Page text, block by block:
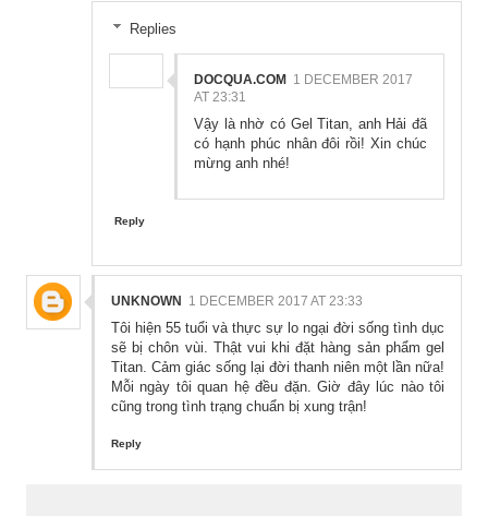
Replies
DOCQUA.COM
1 DECEMBER 2017
AT 23:31
Vậy là nhờ có Gel Titan, anh Hải đã
có hạnh phúc nhân đôi rồi! Xin chúc
mừng anh nhé!
Reply
UNKNOWN 1 DECEMBER 2017 AT 23:33
Tôi hiện 55 tuổi và thực sự lo ngại đời sống tình dục
sẽ bị chôn vùi. Thật vui khi đặt hàng sản phẩm gel
Titan. Cảm giác sống lại đời thanh niên một lần nữa!
Mỗi ngày tôi quan hệ đều đặn. Giờ đây lúc nào tôi
cũng trong tình trạng chuẩn bị xung trận!
Reply